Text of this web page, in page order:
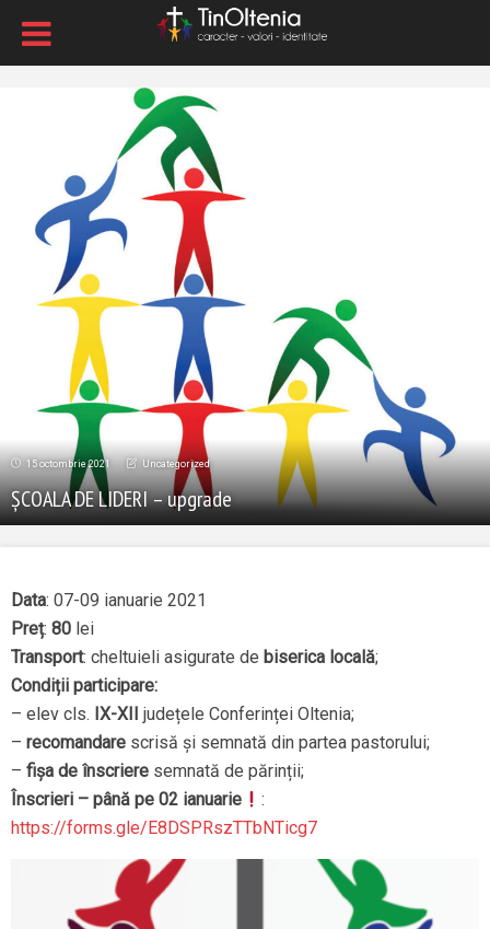
15 octombrie 2021 Uncategorized
ȘCOALA DE LIDERI – upgrade
Data: 07-09 ianuarie 2021
Preț: 80 lei
Transport: cheltuieli asigurate de biserica locală;
Condiții participare:
– elev cls. IX-XII județele Conferinței Oltenia;
– recomandare scrisă și semnată din partea pastorului;
– fișa de înscriere semnată de părinții;
Înscrieri – până pe 02 ianuarie
:
https://forms.gle/E8DSPRszTTbNTicg7